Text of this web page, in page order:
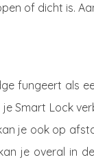
of dicht is.
fungeert als
Smart Lock
je ook op
je overal in